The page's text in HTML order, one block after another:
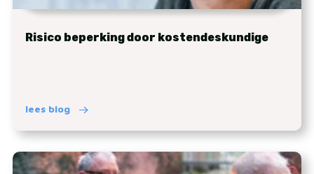
Risico beperking door kostendeskundige
lees blog